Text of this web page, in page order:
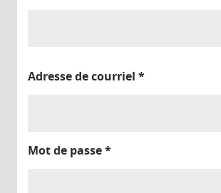
Adresse de courriel *
Mot de passe*